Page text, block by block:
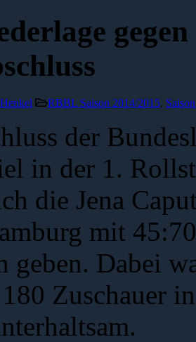
RBBL Saison 2014/2015,
der
in der 1.
die Jena
mit
geben. Dabei
Zuschauer